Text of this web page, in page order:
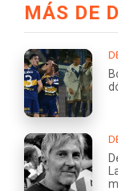
MÁS DE